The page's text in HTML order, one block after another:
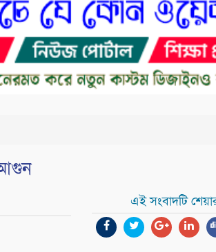
আগুন
এই সংবাদটি